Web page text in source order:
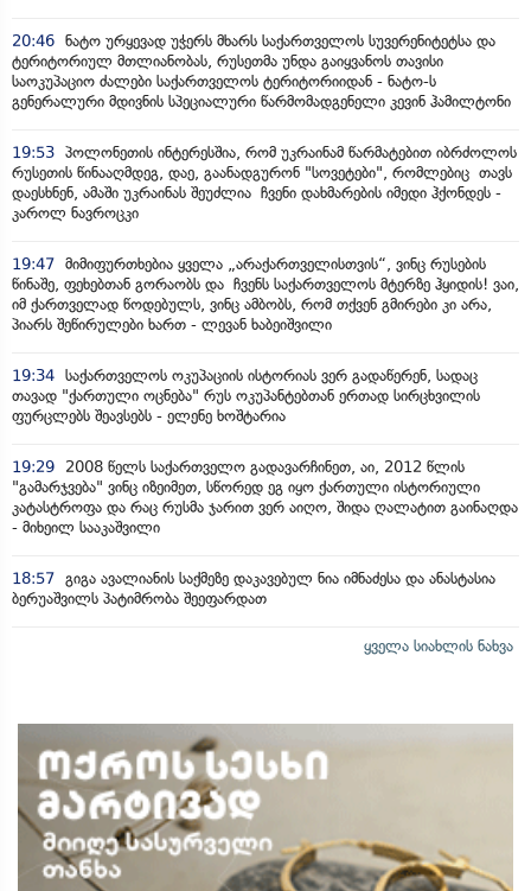
20:46 ნატო ურყევად უჭერს მხარს საქართველოს სუვერენიტეტსა და
ტერიტორიულ მთლიანობას, რუსეთმა უნდა გაიყვანოს თავისი
საოკუპაციო ძალები საქართველოს ტერიტორიიდან - ნატო-ს
გენერალური მდივნის სპეციალური წარმომადგენელი კევინ ჰამილტონი
19:53 პოლონეთის ინტერესშია, რომ უკრაინამ წარმატებით იბრძოლოს
რუსეთის წინააღმდეგ, დაე, გაანადგურონ "სოვეტები", რომლებიც თავს
დაესხნენ, ამაში უკრაინას შეუძლია ჩვენი დახმარების იმედი ჰქონდეს -
კაროლ ნავროცკი
19:47 მიმიფურთხებია ყველა „არაქართველისთვის“, ვინც რუსების
წინაშე, ფეხებთან გორაობს და ჩვენს საქართველოს მტერზე ჰყიდის! ვაი,
იმ ქართველად წოდებულს, ვინც ამბობს, რომ თქვენ გმირები კი არა,
პიარს შეწირულები ხართ - ლევან ხაბეიშვილი
19:34 საქართველოს ოკუპაციის ისტორიას ვერ გადაწერენ, სადაც
თავად "ქართული ოცნება" რუს ოკუპანტებთან ერთად სირცხვილის
ფურცლებს შეავსებს - ელენე ხოშტარია
19:29
2008 წელს საქართველო გადავარჩინეთ, აი, 2012 წლის
"გამარჯვება" ვინც იზეიმეთ, სწორედ ეგ იყო ქართული ისტორიული
კატასტროფა და რაც რუსმა ჯარით ვერ აიღო, შიდა ღალატით გაინაღდა
- მიხეილ სააკაშვილი
18:57 გიგა ავალიანის საქმეზე დაკავებულ ნია იმნაძესა და ანასტასია
ბერუაშვილს პატიმრობა შეეფარდათ
ყველა სიახლის ნახვა